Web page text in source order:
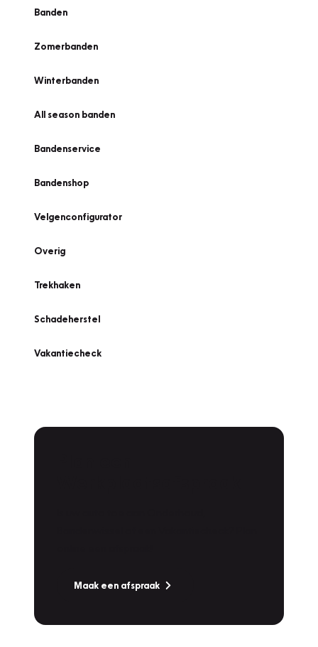
Banden
Zomerbanden
Winterbanden
All season banden
Bandenservice
Bandenshop
Velgenconfigurator
Overig
Trekhaken
Schadeherstel
Vakantiecheck
Maak een afspraak